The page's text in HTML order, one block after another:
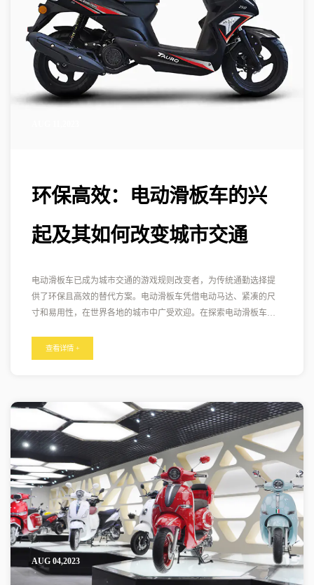
环保高效：电动滑板车的兴
起及其如何改变城市交通
电动滑板车已成为城市交通的游戏规则改变者，为传统通勤选择提
供了环保且高效的替代方案。电动滑板车凭借电动马达、紧凑的尺
寸和易用性，在世界各地的城市中广受欢迎。在探索电动滑板车及
中的出行方式。 环保解决方案：电动滑板车尾气零排放，与汽油动
力车辆相比，成为更环保的交通选择。通过选择电动滑板车，通勤
查看详情 +
AUG 04,2023